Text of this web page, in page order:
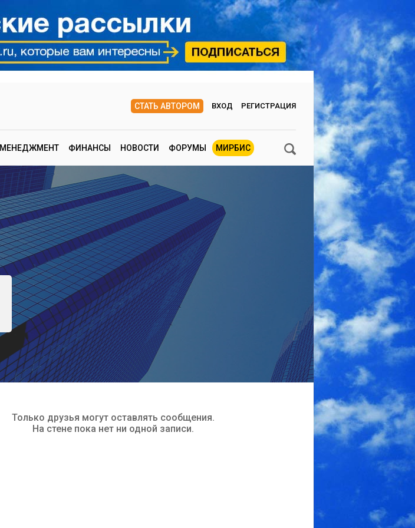
СТАТЬ АВТОРОМ ВХОД РЕГИСТРАЦИЯ
МЕНЕДЖМЕНТ ФИНАНСЫ НОВОСТИ ФОРУМЫ МИРБИС
Только друзья могут оставлять сообщения.
На стене пока нет ни одной записи.